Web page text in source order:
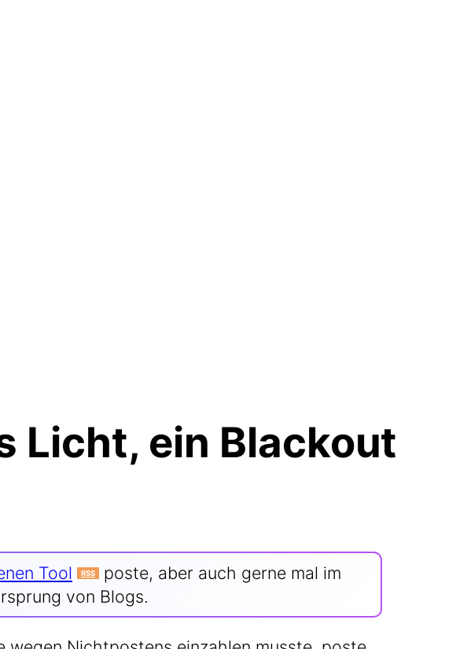
Licht, ein Blackout
Tool RSS
pos­te, aber auch ger­ne mal im
von Blogs.